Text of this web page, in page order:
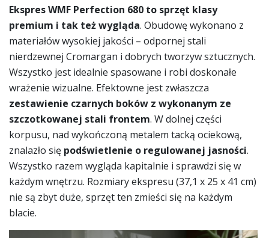
Ekspres WMF Perfection 680 to sprzęt klasy
premium i tak też wygląda. Obudowę wykonano z
materiałów wysokiej jakości – odpornej stali
nierdzewnej Cromargan i dobrych tworzyw sztucznych.
Wszystko jest idealnie spasowane i robi doskonałe
wrażenie wizualne. Efektowne jest zwłaszcza
zestawienie czarnych boków z wykonanym ze
szczotkowanej stali frontem. W dolnej części
korpusu, nad wykończoną metalem tacką ociekową,
znalazło się podświetlenie o regulowanej jasności.
Wszystko razem wygląda kapitalnie i sprawdzi się w
każdym wnętrzu. Rozmiary ekspresu (37,1 x 25 x 41 cm)
nie są zbyt duże, sprzęt ten zmieści się na każdym
blacie.